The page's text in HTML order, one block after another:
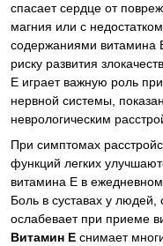
спасает сердце от
магния или с
содержаниями витамина
риску развития
Е играет важную роль
нервной системы,
неврологическим
При симптомах
функций легких
витамина Е в
Боль в суставах у
ослабевает при приеме
Витамин Е снимает